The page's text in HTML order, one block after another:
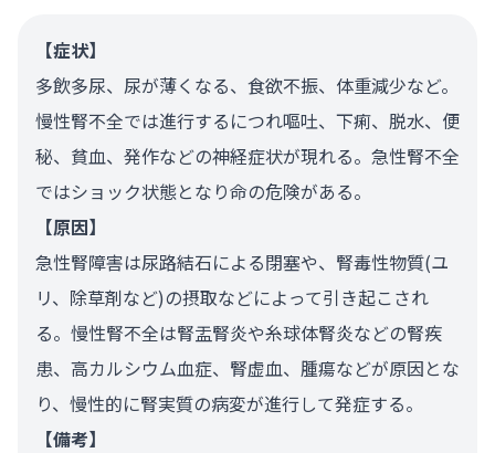
【症状】
多飲多尿、尿が薄くなる、食欲不振、体重減少など。
慢性腎不全では進行するにつれ嘔吐、下痢、脱水、便
秘、貧血、発作などの神経症状が現れる。急性腎不全
ではショック状態となり命の危険がある。
【原因】
急性腎障害は尿路結石による閉塞や、腎毒性物質(ユ
リ、除草剤など)の摂取などによって引き起こされ
る。慢性腎不全は腎盂腎炎や糸球体腎炎などの腎疾
患、高カルシウム血症、腎虚血、腫瘍などが原因とな
り、慢性的に腎実質の病変が進行して発症する。
【備考】